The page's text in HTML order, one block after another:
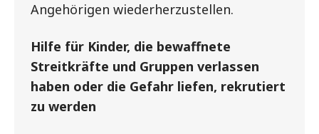
Angehörigen wiederherzustellen.
Hilfe für Kinder, die bewaffnete
Streitkräfte und Gruppen verlassen
haben oder die Gefahr liefen, rekrutiert
zu werden